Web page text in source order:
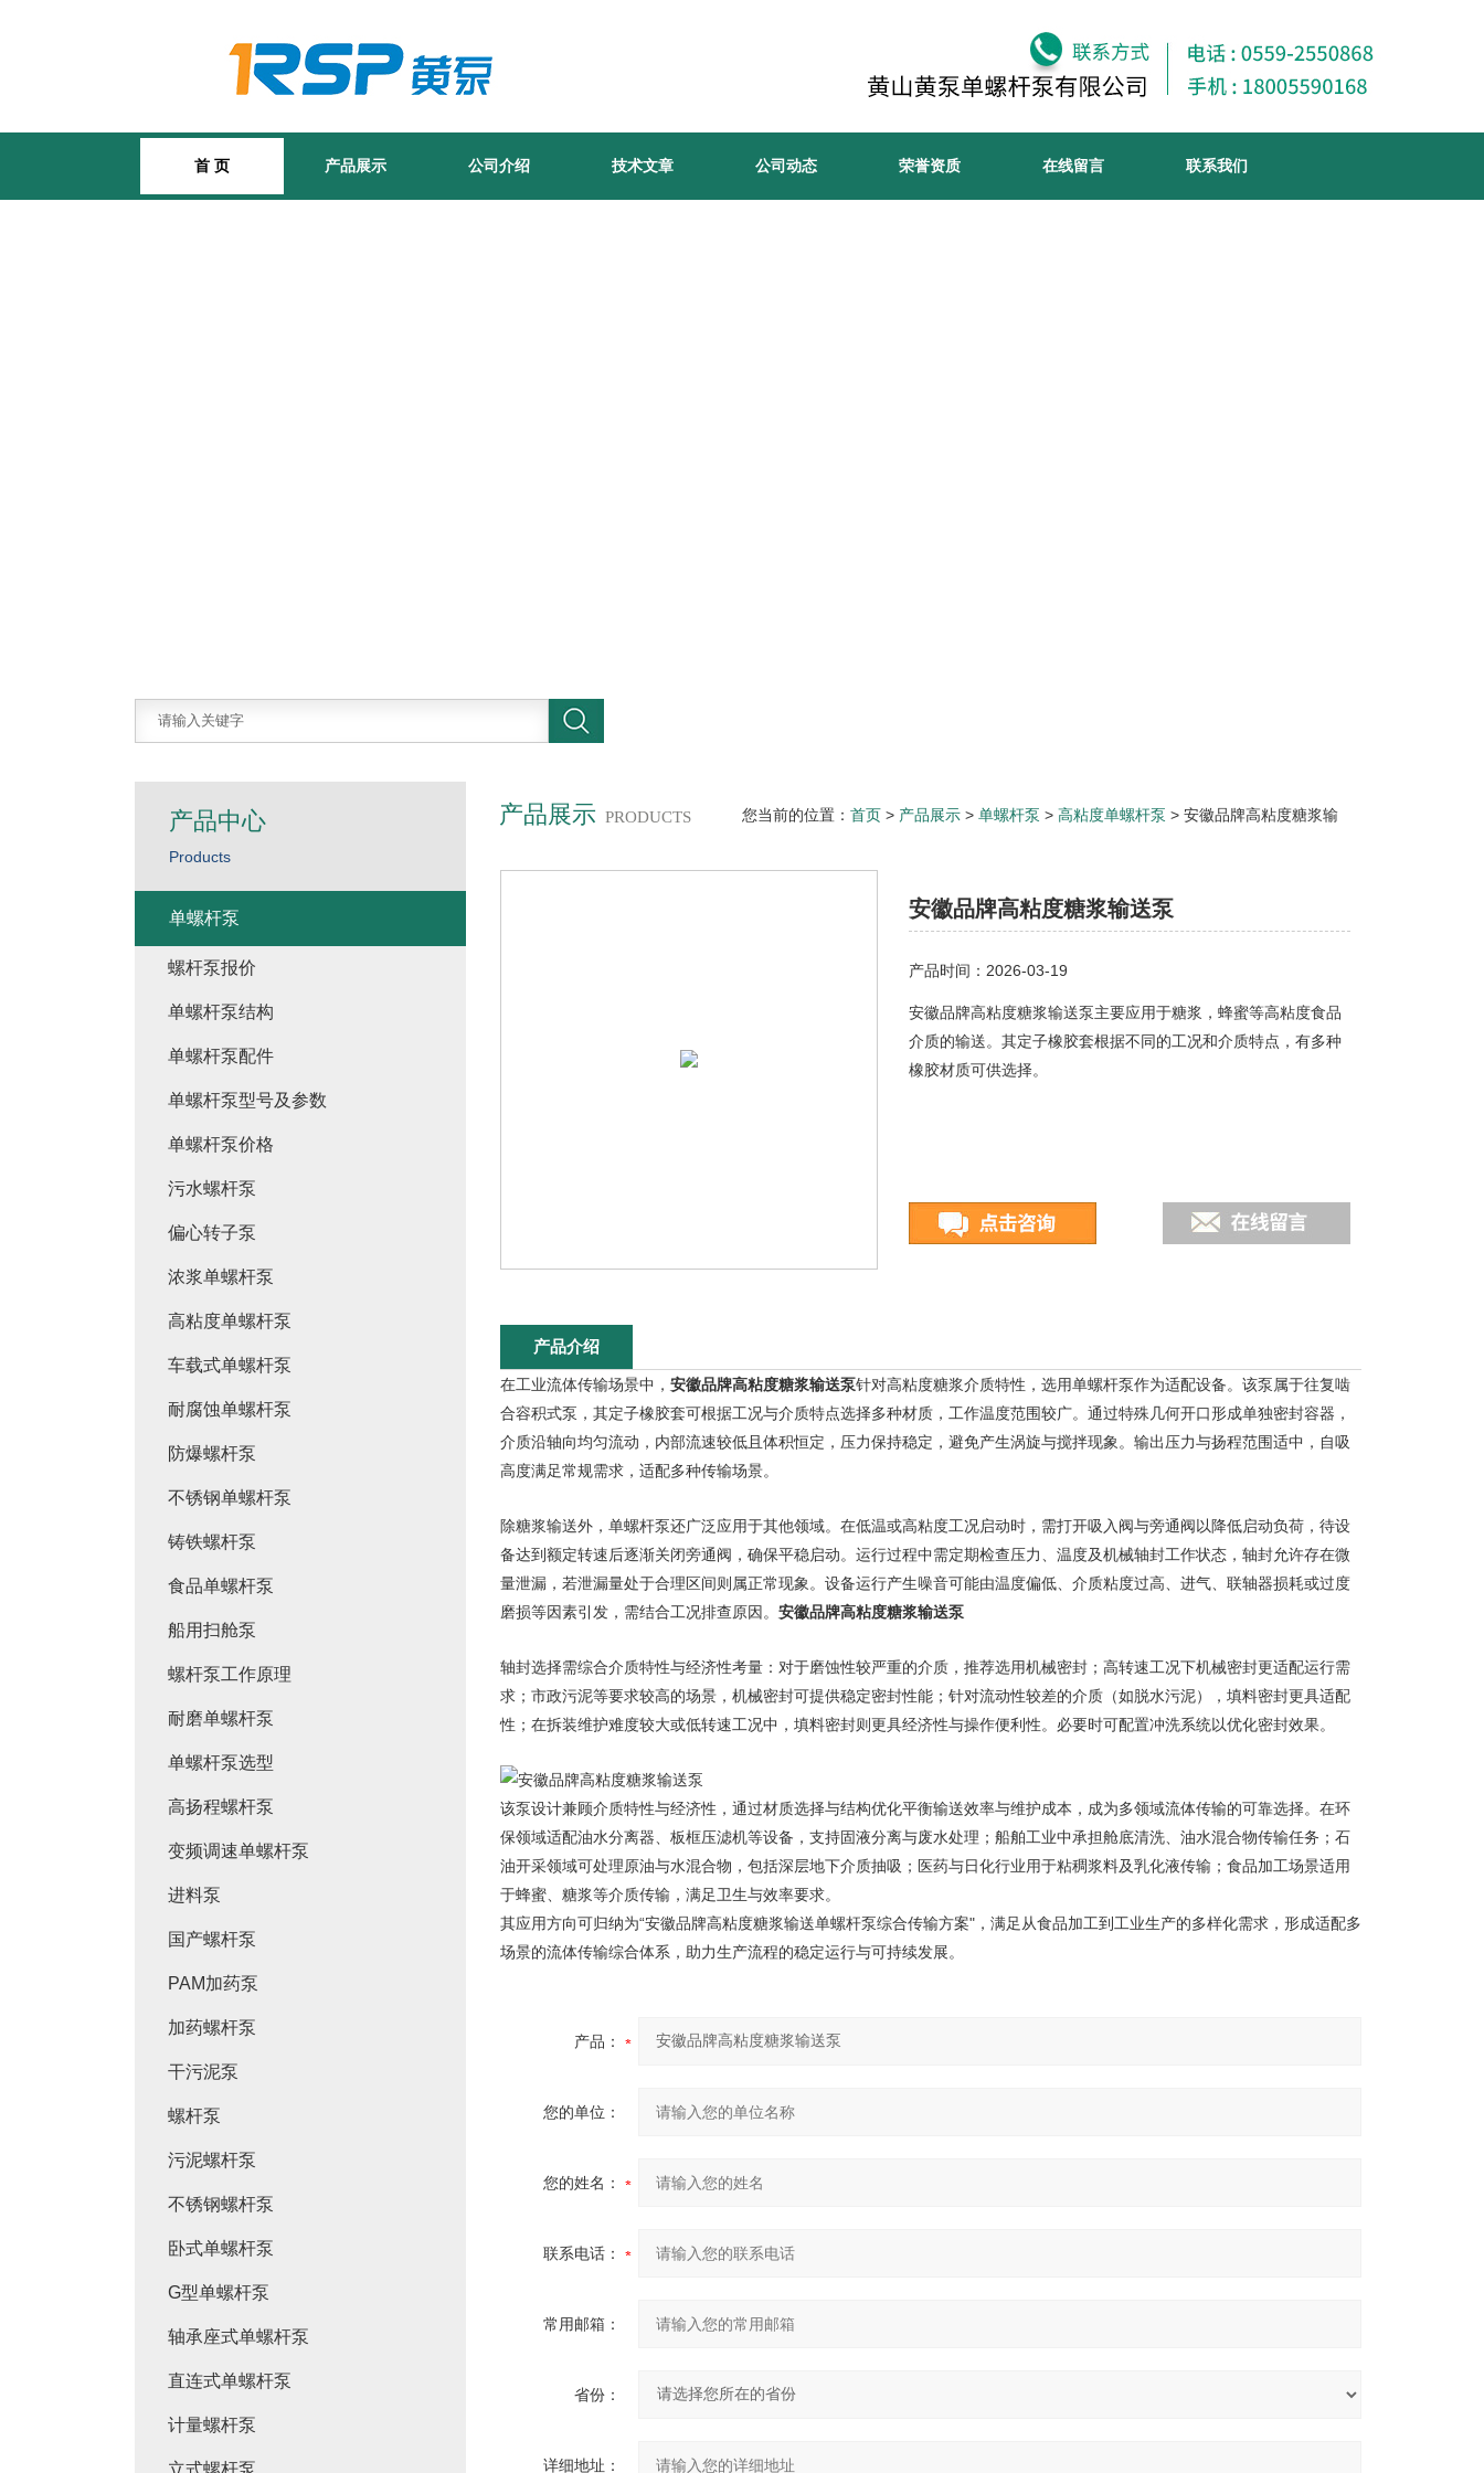
首 页 产品展示 公司介绍 技术文章 公司动态 荣誉资质 在线留言 联系我们
产品展示 PRODUCTS 您当前的位置： 首页 > 产品展示 > 单螺杆泵 > 高粘度单螺杆泵 > 安徽品牌高粘度糖浆输
安徽品牌高粘度糖浆输送泵
产品时间：2026-03-19
安徽品牌高粘度糖浆输送泵主要应用于糖浆，蜂蜜等高粘度食品
介质的输送。其定子橡胶套根据不同的工况和介质特点，有多种
橡胶材质可供选择。
产品介绍
在工业流体传输场景中， 安徽品牌高粘度糖浆输送泵针对高粘度糖浆介质特性，选用单螺杆泵作为适配设备。该泵属于往复啮
合容积式泵，其定子橡胶套可根据工况与介质特点选择多种材质，工作温度范围较广。通过特殊几何开口形成单独密封容器，
介质沿轴向均匀流动，内部流速较低且体积恒定，压力保持稳定，避免产生涡旋与搅拌现象。输出压力与扬程范围适中，自吸
高度满足常规需求，适配多种传输场景。
除糖浆输送外，单螺杆泵还广泛应用于其他领域。在低温或高粘度工况启动时，需打开吸入阀与旁通阀以降低启动负荷，待设
备达到额定转速后逐渐关闭旁通阀，确保平稳启动。运行过程中需定期检查压力、温度及机械轴封工作状态，轴封允许存在微
量泄漏，若泄漏量处于合理区间则属正常现象。设备运行产生噪音可能由温度偏低、介质粘度过高、进气、联轴器损耗或过度
磨损等因素引发，需结合工况排查原因。 安徽品牌高粘度糖浆输送泵
轴封选择需综合介质特性与经济性考量：对于磨蚀性较严重的介质，推荐选用机械密封；高转速工况下机械密封更适配运行需
求；市政污泥等要求较高的场景，机械密封可提供稳定密封性能；针对流动性较差的介质（如脱水污泥），填料密封更具适配
性；在拆装维护难度较大或低转速工况中，填料密封则更具经济性与操作便利性。必要时可配置冲洗系统以优化密封效果。
该泵设计兼顾介质特性与经济性，通过材质选择与结构优化平衡输送效率与维护成本，成为多领域流体传输的可靠选择。在环
保领域适配油水分离器、板框压滤机等设备，支持固液分离与废水处理；船舶工业中承担舱底清洗、油水混合物传输任务；石
油开采领域可处理原油与水混合物，包括深层地下介质抽吸；医药与日化行业用于粘稠浆料及乳化液传输；食品加工场景适用
于蜂蜜、糖浆等介质传输，满足卫生与效率要求。
其应用方向可归纳为“安徽品牌高粘度糖浆输送单螺杆泵综合传输方案"，满足从食品加工到工业生产的多样化需求，形成适配多
场景的流体传输综合体系，助力生产流程的稳定运行与可持续发展。
产品：
您的单位：
您的姓名：
联系电话：
常用邮箱：
省份：
详细地址：
产品中心
Products
单螺杆泵
螺杆泵报价
单螺杆泵结构
单螺杆泵配件
单螺杆泵型号及参数
单螺杆泵价格
污水螺杆泵
偏心转子泵
浓浆单螺杆泵
高粘度单螺杆泵
车载式单螺杆泵
耐腐蚀单螺杆泵
防爆螺杆泵
不锈钢单螺杆泵
铸铁螺杆泵
食品单螺杆泵
船用扫舱泵
螺杆泵工作原理
耐磨单螺杆泵
单螺杆泵选型
高扬程螺杆泵
变频调速单螺杆泵
进料泵
国产螺杆泵
PAM加药泵
加药螺杆泵
干污泥泵
螺杆泵
污泥螺杆泵
不锈钢螺杆泵
卧式单螺杆泵
G型单螺杆泵
轴承座式单螺杆泵
直连式单螺杆泵
计量螺杆泵
立式螺杆泵